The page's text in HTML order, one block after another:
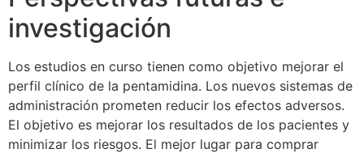
investigación
Los estudios en curso tienen como objetivo mejorar el
perfil clínico de la pentamidina. Los nuevos sistemas de
administración prometen reducir los efectos adversos.
El objetivo es mejorar los resultados de los pacientes y
minimizar los riesgos. El mejor lugar para comprar